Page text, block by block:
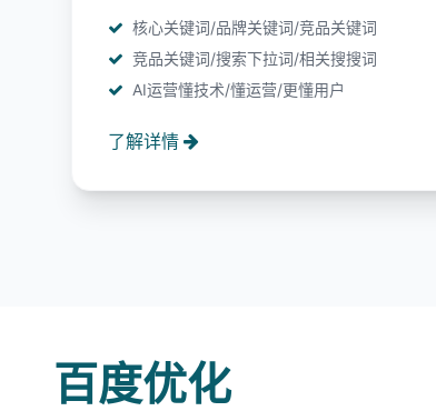
核心关键词/品牌关键词/竞品关键词
竞品关键词/搜索下拉词/相关搜搜词
AI运营懂技术/懂运营/更懂用户
了解详情
百度优化